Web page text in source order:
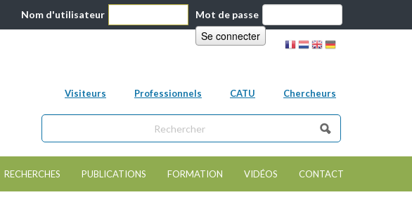
Nom d'utilisateur Mot de passe
Visiteurs Professionnels CATU Chercheurs
Formulaire de recherche
Chercher dans ce site
RECHERCHES PUBLICATIONS FORMATION VIDÉOS CONTACT